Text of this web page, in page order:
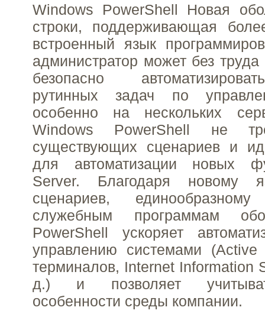
Windows PowerShell Новая
строки, поддерживающая
встроенный язык
администратор может без труда
безопасно
рутинных задач по
особенно на нескольких
Windows PowerShell не
существующих сценариев и
для автоматизации новых
Server. Благодаря новому
сценариев,
служебным программам
PowerShell ускоряет
управлению системами (Active
терминалов, Internet Information
д.) и позволяет
особенности среды компании.